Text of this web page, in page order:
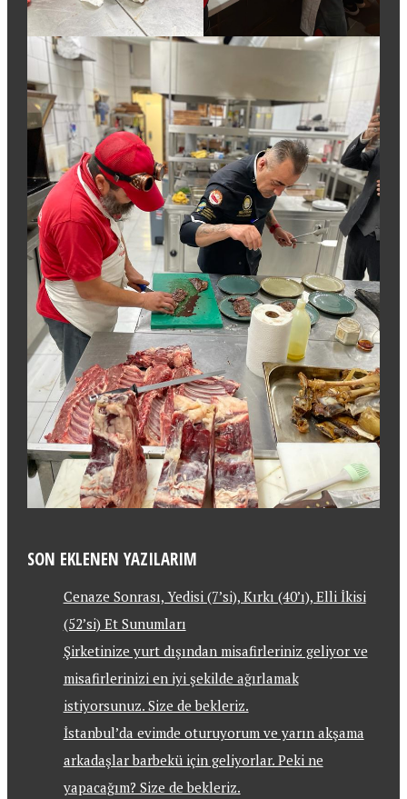
SON EKLENEN YAZILARIM
Cenaze Sonrası, Yedisi (7’si), Kırkı (40’ı), Elli İkisi
(52’si) Et Sunumları
Şirketinize yurt dışından misafirleriniz geliyor ve
misafirlerinizi en iyi şekilde ağırlamak
istiyorsunuz. Size de bekleriz.
İstanbul’da evimde oturuyorum ve yarın akşama
arkadaşlar barbekü için geliyorlar. Peki ne
yapacağım? Size de bekleriz.